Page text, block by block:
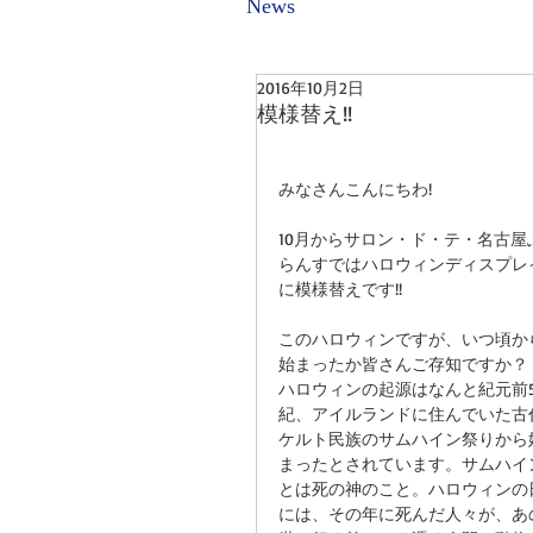
News
模様替え!!
2016年10月2日
みなさんこんにちわ!
10月からサロン・ド・テ・名古屋
らんすではハロウィンディスプレ
に模様替えです!!
このハロウィンですが、いつ頃か
始まったか皆さんご存知ですか？
ハロウィンの起源はなんと紀元前
紀、アイルランドに住んでいた古
ケルト民族のサムハイン祭りから
まったとされています。サムハイ
とは死の神のこと。ハロウィンの
には、その年に死んだ人々が、あ